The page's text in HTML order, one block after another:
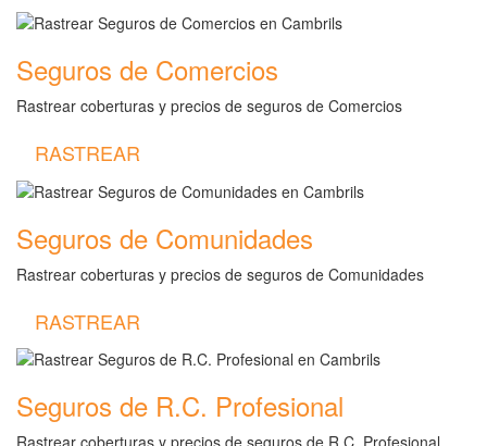
Seguros de Comercios
Rastrear coberturas y precios de seguros de Comercios
RASTREAR
Seguros de Comunidades
Rastrear coberturas y precios de seguros de Comunidades
RASTREAR
Seguros de R.C. Profesional
Rastrear coberturas y precios de seguros de R.C. Profesional